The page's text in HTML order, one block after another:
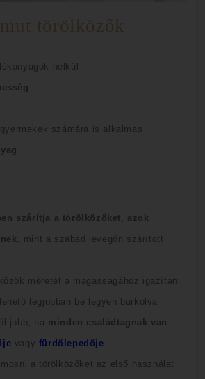
törölközők
nélkül
számára is alkalmas
szárítja a törölközőket, azok
mint a szabad levegőn szárított
méretét a magasságához igazítani,
legjobban be legyen burkolva
jobb, ha minden családtagnak van
vagy fürdőlepedője
a törölközőket az első használat